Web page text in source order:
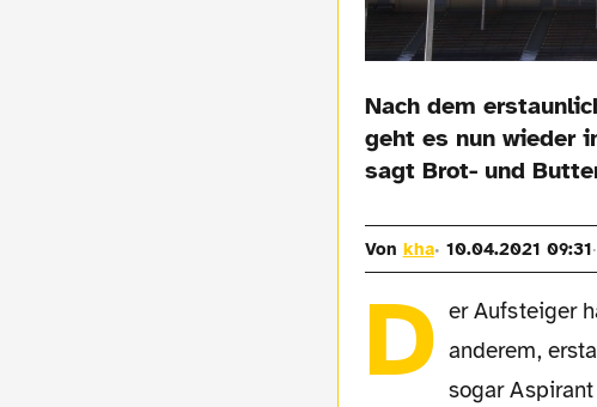
Nach dem
geht es nun wieder
sagt Brot- und
Von kha 10.04.2021 09:31
D er Aufsteiger
anderem,
sogar